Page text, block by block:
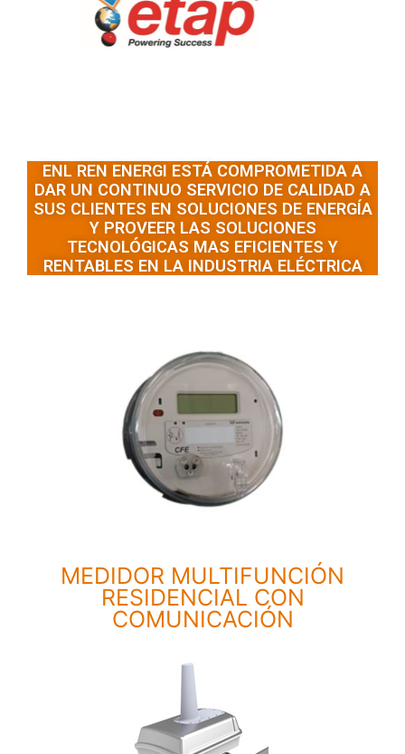
ENL REN ENERGI ESTÁ COMPROMETIDA A
DAR UN CONTINUO SERVICIO DE CALIDAD A
SUS CLIENTES EN SOLUCIONES DE ENERGÍA
Y PROVEER LAS SOLUCIONES
TECNOLÓGICAS MAS EFICIENTES Y
RENTABLES EN LA INDUSTRIA ELÉCTRICA
MEDIDOR MULTIFUNCIÓN
RESIDENCIAL CON
COMUNICACIÓN